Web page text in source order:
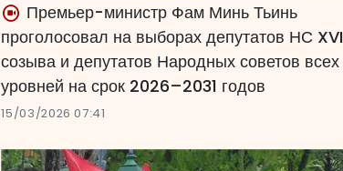
Премьер-министр Фам Минь Тьинь
проголосовал на выборах депутатов НС XVI
созыва и депутатов Народных советов всех
уровней на срок 2026–2031 годов
15/03/2026 07:41